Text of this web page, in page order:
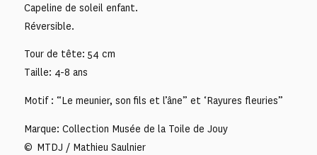
Capeline de soleil enfant.
Réversible.
Tour de tête: 54 cm
Taille: 4-8 ans
Motif : “Le meunier, son fils et l’âne” et ‘Rayures fleuries”
Marque: Collection Musée de la Toile de Jouy
© MTDJ / Mathieu Saulnier